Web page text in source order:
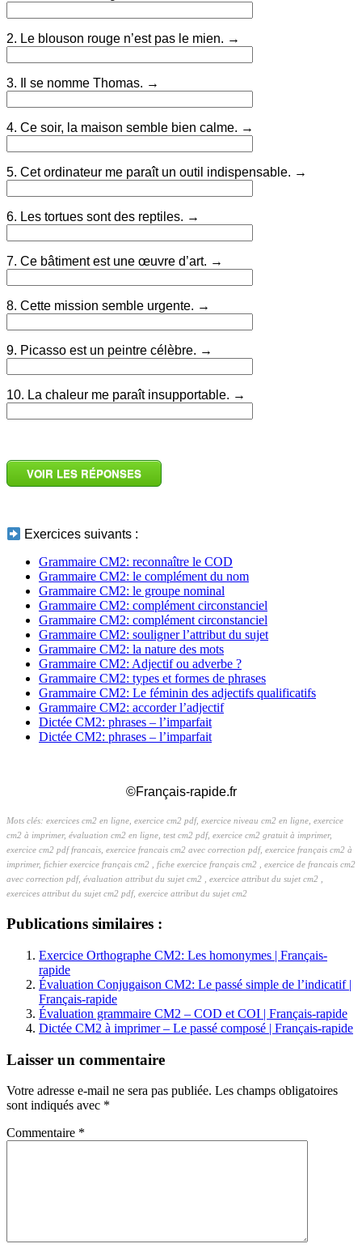
2. Le blouson rouge n’est pas le mien. →
3. Il se nomme Thomas. →
4. Ce soir, la maison semble bien calme. →
5. Cet ordinateur me paraît un outil indispensable. →
6. Les tortues sont des reptiles. →
7. Ce bâtiment est une œuvre d’art. →
8. Cette mission semble urgente. →
9. Picasso est un peintre célèbre. →
10. La chaleur me paraît insupportable. →
VOIR LES RÉPONSES
Exercices suivants :
Grammaire CM2: reconnaître le COD
Grammaire CM2: le complément du nom
Grammaire CM2: le groupe nominal
Grammaire CM2: complément circonstanciel
Grammaire CM2: complément circonstanciel
Grammaire CM2: souligner l’attribut du sujet
Grammaire CM2: la nature des mots
Grammaire CM2: Adjectif ou adverbe ?
Grammaire CM2: types et formes de phrases
Grammaire CM2: Le féminin des adjectifs qualificatifs
Grammaire CM2: accorder l’adjectif
Dictée CM2: phrases – l’imparfait
Dictée CM2: phrases – l’imparfait
©Français-rapide.fr
Mots clés: exercices cm2 en ligne, exercice cm2 pdf, exercice niveau cm2 en ligne, exercice
cm2 à imprimer, évaluation cm2 en ligne, test cm2 pdf, exercice cm2 gratuit à imprimer,
exercice cm2 pdf francais, exercice francais cm2 avec correction pdf, exercice français cm2 à
imprimer, fichier exercice français cm2 , fiche exercice français cm2 , exercice de francais cm2
avec correction pdf, évaluation attribut du sujet cm2 , exercice attribut du sujet cm2 ,
exercices attribut du sujet cm2 pdf, exercice attribut du sujet cm2
Publications similaires :
Exercice Orthographe CM2: Les homonymes | Français-
rapide
Évaluation Conjugaison CM2: Le passé simple de l’indicatif |
Français-rapide
Évaluation grammaire CM2 – COD et COI | Français-rapide
Dictée CM2 à imprimer – Le passé composé | Français-rapide
Laisser un commentaire
Votre adresse e-mail ne sera pas publiée. Les champs obligatoires
sont indiqués avec *
Commentaire *